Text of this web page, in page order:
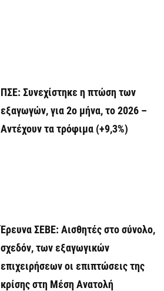
ΠΣΕ: Συνεχίστηκε η πτώση των
εξαγωγών, για 2ο μήνα, το 2026 –
Αντέχουν τα τρόφιμα (+9,3%)
Έρευνα ΣΕΒΕ: Αισθητές στο σύνολο,
σχεδόν, των εξαγωγικών
επιχειρήσεων οι επιπτώσεις της
κρίσης στη Μέση Ανατολή